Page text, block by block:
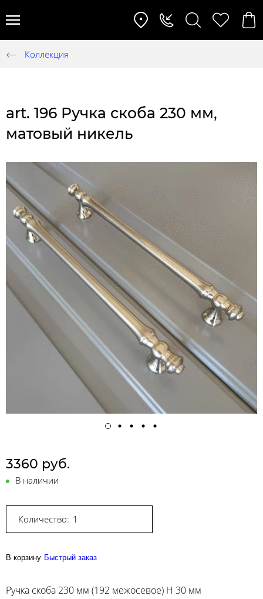
Коллекция
art. 196 Ручка скоба 230 мм,
матовый никель
3360 руб.
В наличии
Количество:
В корзину Быстрый заказ
Ручка скоба 230 мм (192 межосевое) H 30 мм